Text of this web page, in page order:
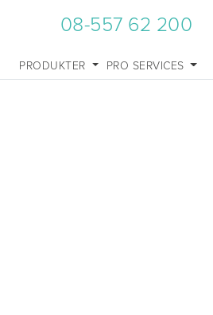
08-557 62 200
PRODUKTER PRO SERVICES